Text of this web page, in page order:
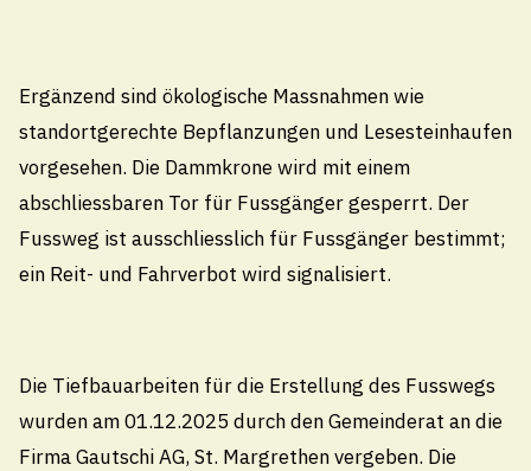
Ergänzend sind ökologische Massnahmen wie
standortgerechte Bepflanzungen und Lesesteinhaufen
vorgesehen. Die Dammkrone wird mit einem
abschliessbaren Tor für Fussgänger gesperrt. Der
Fussweg ist ausschliesslich für Fussgänger bestimmt;
ein Reit- und Fahrverbot wird signalisiert.
Die Tiefbauarbeiten für die Erstellung des Fusswegs
wurden am 01.12.2025 durch den Gemeinderat an die
Firma Gautschi AG, St. Margrethen vergeben. Die
Öffnungszeiten Sommerferien
Vom Montag, 27. Juli 2026 bis Freitag, 07. August
2026 sind die Schalteröffnungszeiten reduziert. Es
gelten die folgenden Öffnungszeiten:
Vormittags
Montag – Freitag von 08:00 – 11:30 Uhr
Termine ausserhalb der Öffnungszeiten nach
Vereinbarung